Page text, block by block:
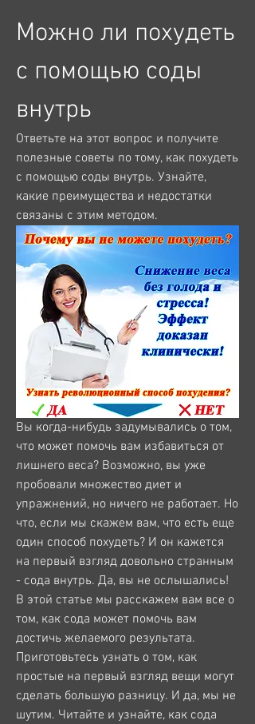
Можно ли похудеть
с помощью соды
внутрь
Ответьте на этот вопрос и получите
полезные советы по тому, как похудеть
с помощью соды внутрь. Узнайте,
какие преимущества и недостатки
связаны с этим методом.
Вы когда-нибудь задумывались о том,
что может помочь вам избавиться от
лишнего веса? Возможно, вы уже
пробовали множество диет и
упражнений, но ничего не работает. Но
что, если мы скажем вам, что есть еще
один способ похудеть? И он кажется
на первый взгляд довольно странным
- сода внутрь. Да, вы не ослышались!
В этой статье мы расскажем вам все о
том, как сода может помочь вам
достичь желаемого результата.
Приготовьтесь узнать о том, как
простые на первый взгляд вещи могут
сделать большую разницу. И да, мы не
шутим. Читайте и узнайте, как сода